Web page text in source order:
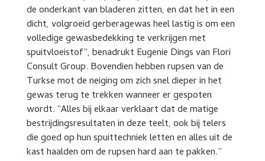
de onderkant van bladeren zitten, en dat het in een
dicht, volgroeid gerberagewas heel lastig is om een
volledige gewasbedekking te verkrijgen met
spuitvloeistof”, benadrukt Eugenie Dings van Flori
Consult Group. Bovendien hebben rupsen van de
Turkse mot de neiging om zich snel dieper in het
gewas terug te trekken wanneer er gespoten
wordt. “Alles bij elkaar verklaart dat de matige
bestrijdingsresultaten in deze teelt, ook bij telers
die goed op hun spuittechniek letten en alles uit de
kast haalden om de rupsen hard aan te pakken.”